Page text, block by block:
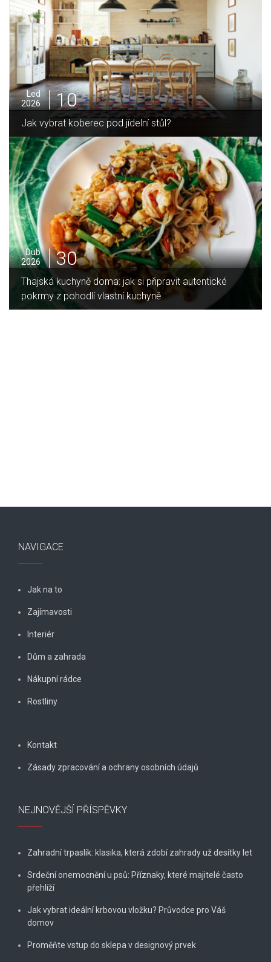
Pro
2025
05
Jak zvládnout vánoční úklid bez námahy
Led
2026
16
Jaký je rozdíl mezi indukční a sklokeramickou
deskou?
NAVIGACE
Jak na to
Zajímavosti
Interiér
Dům a zahrada
Nákupní rádce
Rostliny
Kontakt
Zásady zpracování a ochrany osobních údajů
NEJNOVĚJŠÍ PŘÍSPĚVKY
Zahradní trpaslík: klasika, která zdobí zahrady už desítky let
Srdeční onemocnění u psů: Příznaky, které majitelé často
přehlíží
Jak vybrat ideální krbovou vložku? Průvodce pro Váš
domov
Proměňte vstup do sklepa v designový prvek